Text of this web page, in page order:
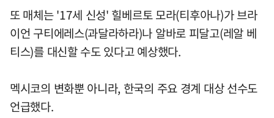
또 매체는 '17세 신성' 힐베르토 모라(티후아나)가 브라
이언 구티에레스(과달라하라)나 알바로 피달고(레알 베
티스)를 대신할 수도 있다고 예상했다.
멕시코의 변화뿐 아니라, 한국의 주요 경계 대상 선수도
언급했다.